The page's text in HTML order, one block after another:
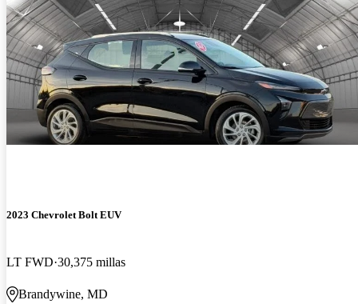
2023 Chevrolet Bolt EUV
LT FWD 30,375 millas
Brandywine, MD